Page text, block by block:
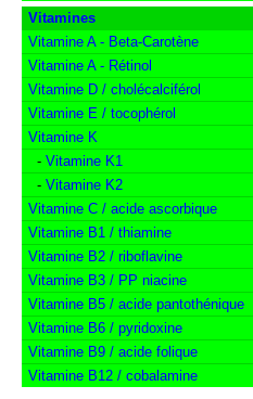
Vitamines
Vitamine A - Beta-Carotène
Vitamine A - Rétinol
Vitamine D / cholécalciférol
Vitamine E / tocophérol
Vitamine K
- Vitamine K1
- Vitamine K2
Vitamine C / acide ascorbique
Vitamine B1 / thiamine
Vitamine B2 / riboflavine
Vitamine B3 / PP niacine
Vitamine B5 / acide pantothénique
Vitamine B6 / pyridoxine
Vitamine B9 / acide folique
Vitamine B12 / cobalamine